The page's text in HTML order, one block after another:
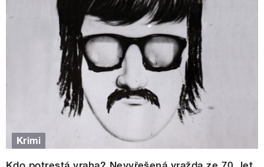
soutěže a více informací najdete zde ❯❯
Konkrétní tituly četby na pokračování
21. 6.–5. 7.
Stephen King: Noční můra Danny
Coghlina PREMIÉRA
6.–15. 7. Jozef Karika: Trhlina
16. 7.–2. 8.
Paula Hawkins: Dívka ve vlaku
PREMIÉRA
3.–12. 8. Miloš Urbana: Sedmikostelí
Krimi